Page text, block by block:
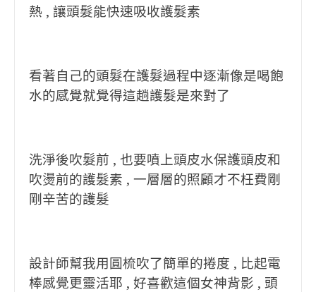
熱 , 讓頭髮能快速吸收護髮素
看著自己的頭髮在護髮過程中逐漸像是喝飽
水的感覺就覺得這趟護髮是來對了
洗淨後吹髮前 , 也要噴上頭皮水保護頭皮和
吹燙前的護髮素 , 一層層的照顧才不枉費剛
剛辛苦的護髮
設計師幫我用圓梳吹了簡單的捲度 , 比起電
棒感覺更靈活耶 , 好喜歡這個女神背影 , 頭